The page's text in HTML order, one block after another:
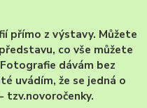
přímo z výstavy. Můžete
co vše můžete
dávám bez
uvádím, že se jedná o
tzv.novoročenky.